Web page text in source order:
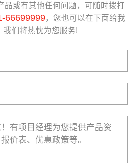
品或有其他任何问题，可随时拨打
66699999，您也可以在下面给我
我们将热忱为您服务!